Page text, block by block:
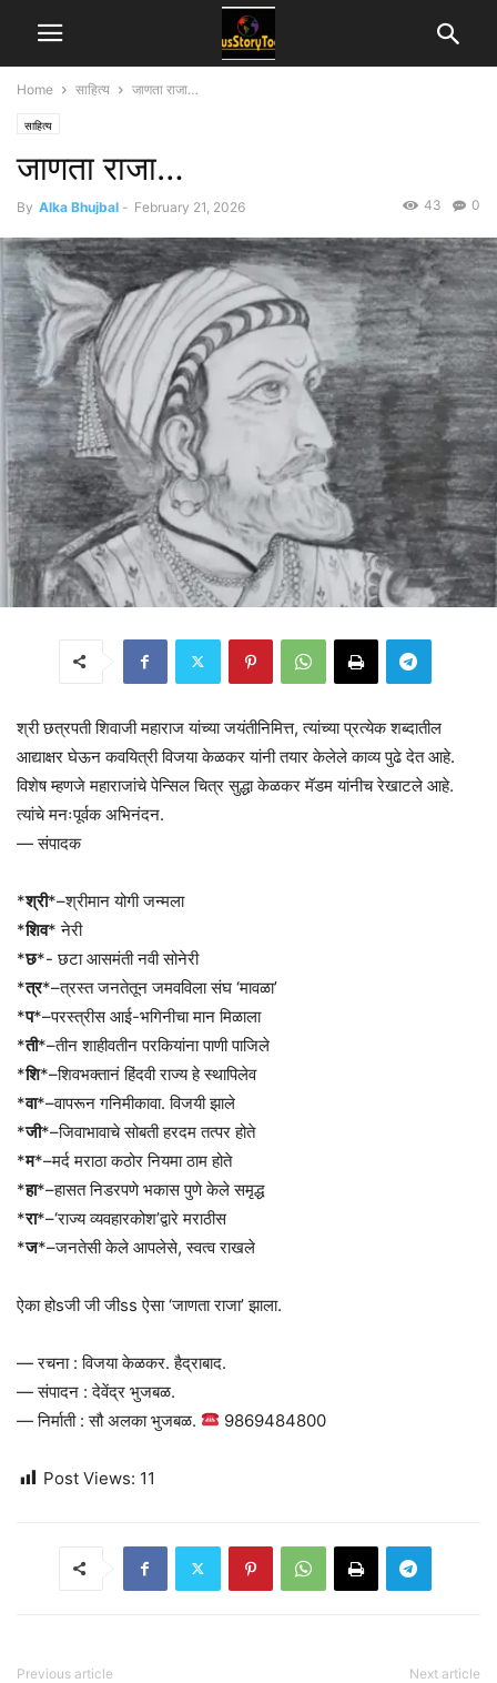
Home साहित्य जाणता राजा…
साहित्य
जाणता राजा…
By Alka Bhujbal - February 21, 2026 0
43
श्री छत्रपती शिवाजी महाराज यांच्या जयंतीनिमित्त, त्यांच्या प्रत्येक शब्दातील
आद्याक्षर घेऊन कवयित्री विजया केळकर यांनी तयार केलेले काव्य पुढे देत आहे.
विशेष म्हणजे महाराजांचे पेन्सिल चित्र सुद्धा केळकर मॅडम यांनीच रेखाटले आहे.
त्यांचे मनःपूर्वक अभिनंदन.
— संपादक
*श्री*–श्रीमान योगी जन्मला
*शिव* नेरी
*छ*- छटा आसमंती नवी सोनेरी
*त्र*–त्रस्त जनतेतून जमवविला संघ ‘मावळा’
*प*–परस्त्रीस आई-भगिनीचा मान मिळाला
*ती*–तीन शाहीवतीन परकियांना पाणी पाजिले
*शि*–शिवभक्तानं हिंदवी राज्य हे स्थापिलेव
*वा*–वापरून गनिमीकावा. विजयी झाले
*जी*–जिवाभावाचे सोबती हरदम तत्पर होते
*म*–मर्द मराठा कठोर नियमा ठाम होते
*हा*–हासत निडरपणे भकास पुणे केले समृद्ध
*रा*–‘राज्य व्यवहारकोश’द्वारे मराठीस
*ज*–जनतेसी केले आपलेसे, स्वत्व राखले
ऐका होsजी जी जीss ऐसा ‘जाणता राजा’ झाला.
— रचना : विजया केळकर. हैद्राबाद.
— संपादन : देवेंद्र भुजबळ.
— निर्माती : सौ अलका भुजबळ.
9869484800
Post Views: 11
Previous article Next article